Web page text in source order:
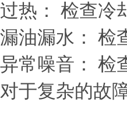
过热： 检查冷
漏油漏水： 检
异常噪音： 检
对于复杂的故